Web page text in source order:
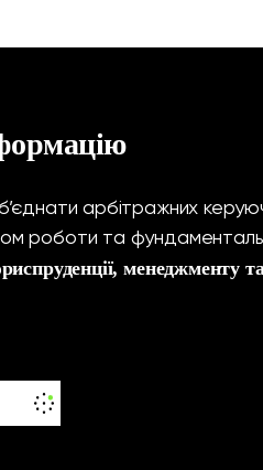
арбітражних
роботи та
менеджменту